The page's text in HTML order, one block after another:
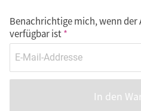
Benachrichtige mich, wenn der
verfügbar ist
In den